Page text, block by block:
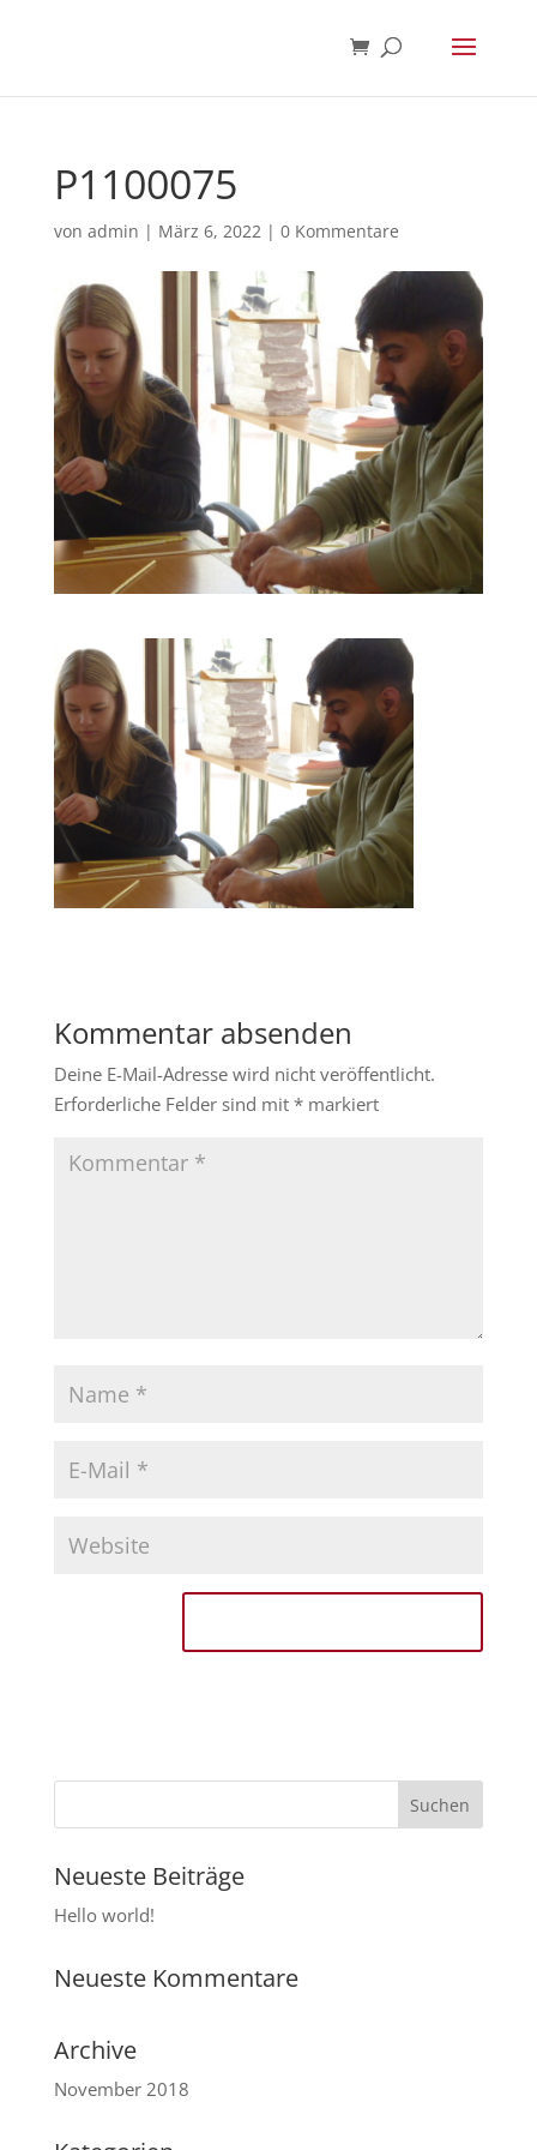
P1100075
von admin | März 6, 2022| 0 Kommentare
Kommentar absenden
Deine E-Mail-Adresse wird nicht veröffentlicht.
Erforderliche Felder sind mit *markiert
Neueste Beiträge
Hello world!
Neueste Kommentare
Archive
November 2018